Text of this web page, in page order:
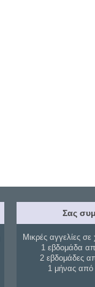
Σας
Μικρές αγγελίες σε
1 εβδομάδα
2 εβδομάδες
1 μήνας